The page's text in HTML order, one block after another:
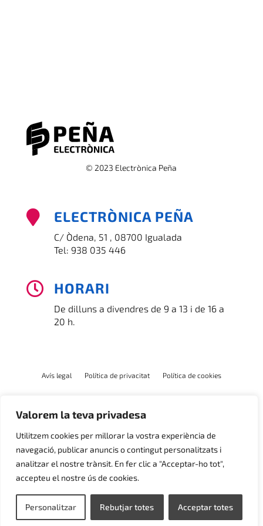
Valorem la teva privadesa
Utilitzem cookies per millorar la vostra experiència de
navegació, publicar anuncis o contingut personalitzats i
analitzar el nostre trànsit. En fer clic a "Acceptar-ho tot",
accepteu el nostre ús de cookies.
Personalitzar Rebutjar totes Acceptar totes
© 2023 Electrònica Peña
 ELECTRÒNICA PEÑA
C/ Òdena, 51 , 08700 Igualada
Tel: 938 035 446
 HORARI
De dilluns a divendres de 9 a 13 i de 16 a
20 h.
Avís legal Política de privacitat Política de cookies